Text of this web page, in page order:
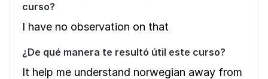
curso?
I have no observation on that
¿De qué manera te resultó útil este curso?
It help me understand norwegian away from